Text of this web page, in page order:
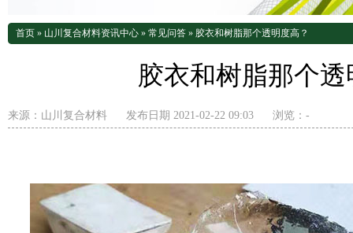
首页 » 山川复合材料资讯中心 » 常见问答 » 胶衣和树脂那个透明度高？
胶衣和树脂那个
来源： 山川复合材料 发布日期 2021-02-22 09:03 浏览： -